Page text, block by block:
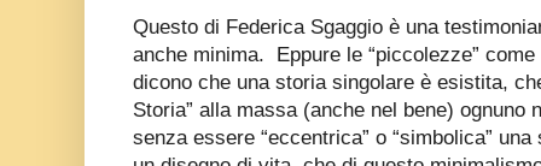
Questo di Federica Sgaggio è una
anche minima.
Eppure le “piccolezze”
dicono che una storia singolare è esistita,
Storia” alla massa (anche nel bene) ognuno
senza essere “eccentrica” o “simbolica”